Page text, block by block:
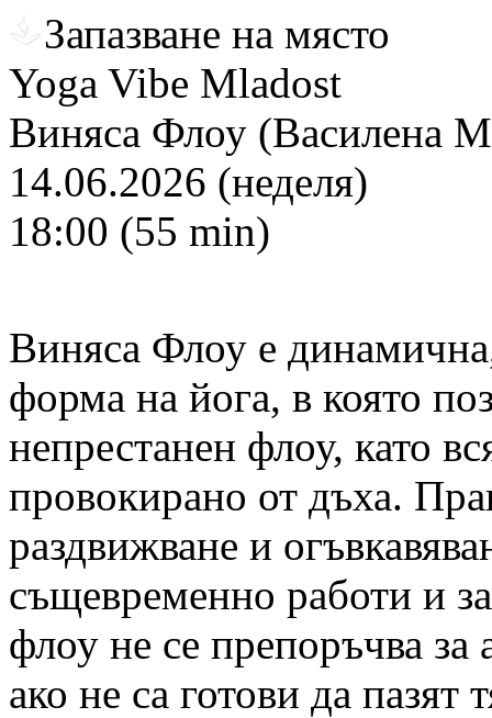
Запазване на място
Yoga Vibe Mladost
Виняса Флоу (Василена
14.06.2026 (неделя)
18:00 (55 min)
Виняса Флоу е
форма на йога, в която
непрестанен флоу, като
провокирано от дъха.
раздвижване и
същевременно работи и
флоу не се препоръчва
ако не са готови да пазят